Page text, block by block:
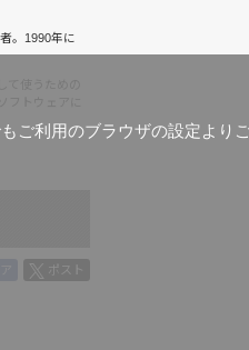
利用のブラウザの設定より
。1990年に
トウェアに
ポスト